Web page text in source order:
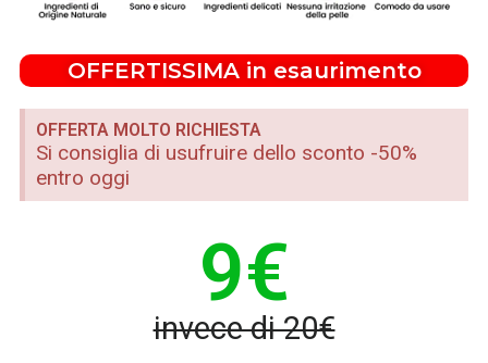
OFFERTISSIMA in esaurimento
OFFERTA MOLTO RICHIESTA
Si consiglia di usufruire dello sconto -50%
entro oggi
9€
invece di 20€